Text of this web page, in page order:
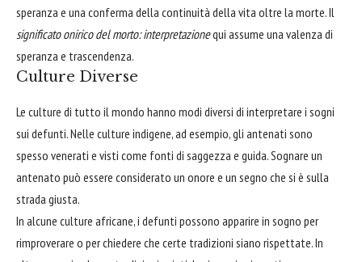
speranza e una conferma della continuità della vita oltre la morte. Il
significato onirico del morto: interpretazionequi assume una valenza di
speranza e trascendenza.
Culture Diverse
Le culture di tutto il mondo hanno modi diversi di interpretare i sogni
sui defunti. Nelle culture indigene, ad esempio, gli antenati sono
spesso venerati e visti come fonti di saggezza e guida. Sognare un
antenato può essere considerato un onore e un segno che si è sulla
strada giusta.
In alcune culture africane, i defunti possono apparire in sogno per
rimproverare o per chiedere che certe tradizioni siano rispettate. In